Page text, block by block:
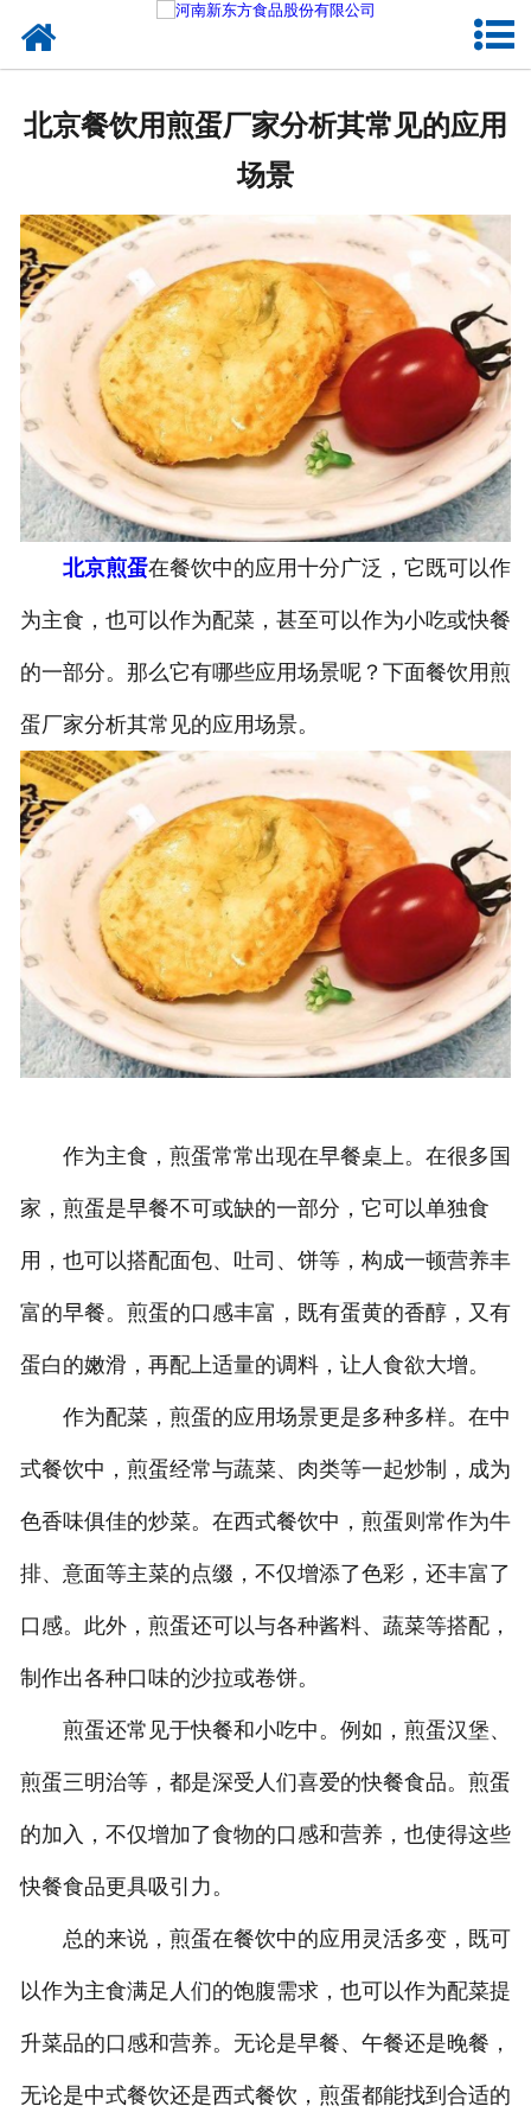
新闻资讯
关于新东方
加入新东方
北京餐饮用煎蛋厂家分析其常见的应用
场景
北京煎蛋在餐饮中的应用十分广泛，它既可以作
为主食，也可以作为配菜，甚至可以作为小吃或快餐
的一部分。那么它有哪些应用场景呢？下面餐饮用煎
蛋厂家分析其常见的应用场景。
作为主食，煎蛋常常出现在早餐桌上。在很多国
家，煎蛋是早餐不可或缺的一部分，它可以单独食
用，也可以搭配面包、吐司、饼等，构成一顿营养丰
富的早餐。煎蛋的口感丰富，既有蛋黄的香醇，又有
蛋白的嫩滑，再配上适量的调料，让人食欲大增。
作为配菜，煎蛋的应用场景更是多种多样。在中
式餐饮中，煎蛋经常与蔬菜、肉类等一起炒制，成为
色香味俱佳的炒菜。在西式餐饮中，煎蛋则常作为牛
排、意面等主菜的点缀，不仅增添了色彩，还丰富了
口感。此外，煎蛋还可以与各种酱料、蔬菜等搭配，
制作出各种口味的沙拉或卷饼。
煎蛋还常见于快餐和小吃中。例如，煎蛋汉堡、
煎蛋三明治等，都是深受人们喜爱的快餐食品。煎蛋
的加入，不仅增加了食物的口感和营养，也使得这些
快餐食品更具吸引力。
总的来说，煎蛋在餐饮中的应用灵活多变，既可
以作为主食满足人们的饱腹需求，也可以作为配菜提
升菜品的口感和营养。无论是早餐、午餐还是晚餐，
无论是中式餐饮还是西式餐饮，煎蛋都能找到合适的